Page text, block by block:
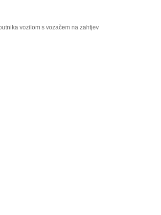
vozilom s vozačem na zahtjev